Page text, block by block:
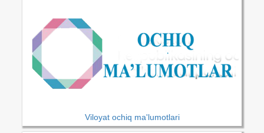
Viloyat ochiq ma'lumotlari